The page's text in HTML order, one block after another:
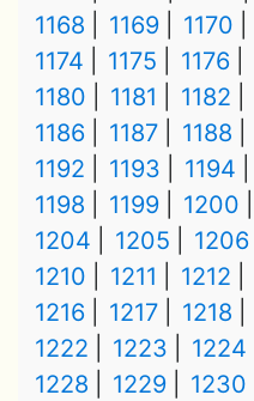
1168
1169 1170
1174
1175 1176
1180
1181 1182
1186
1187 1188
1192
1193 1194
1198
1199 1200
1204
1205 1206
1210
1211 1212
1216
1217 1218
1222
1223 1224
1228
1229 1230